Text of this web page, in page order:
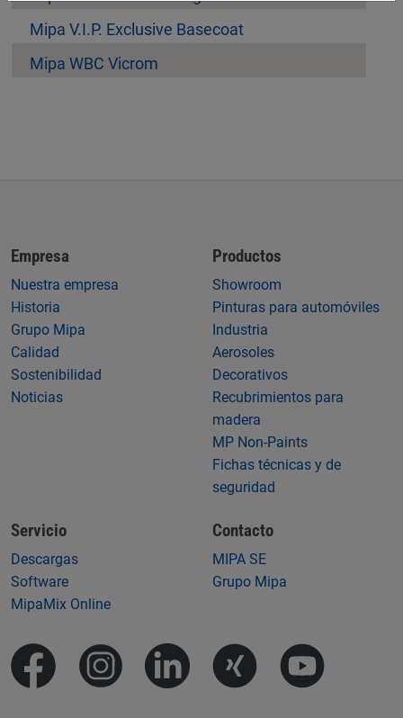
Mipa V.I.P. Exclusive Basecoat
Mipa WBC Vicrom
Empresa
Nuestra empresa
Historia
Grupo Mipa
Calidad
Sostenibilidad
Noticias
Productos
Showroom
Pinturas para automóviles
Industria
Aerosoles
Decorativos
Recubrimientos para
madera
MP Non-Paints
Fichas técnicas y de
seguridad
Servicio
Descargas
Software
MipaMix Online
Contacto
MIPA SE
Grupo Mipa